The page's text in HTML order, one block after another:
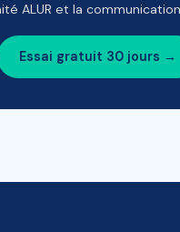
ALUR et la
Essai gratuit 30 jours →